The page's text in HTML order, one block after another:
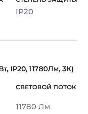
IP20
IP20, 11780Лм, 3К)
11780 Лм